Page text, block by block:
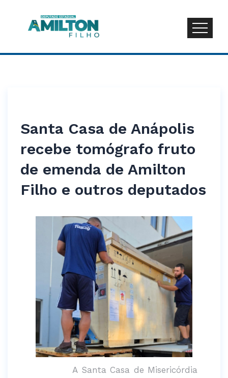
Santa Casa de Anápolis
recebe tomógrafo fruto
de emenda de Amilton
Filho e outros deputados
A Santa Casa de Misericórdia